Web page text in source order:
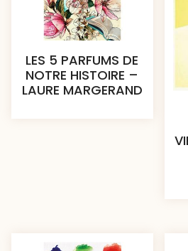
LES 5 PARFUMS DE
NOTRE HISTOIRE –
LAURE MARGERAND